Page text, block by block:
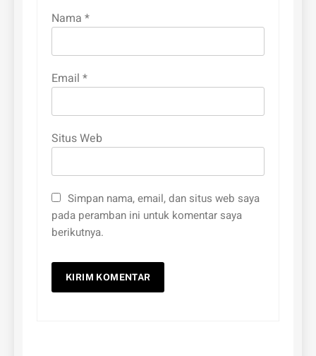
Nama *
Email *
Situs Web
Simpan nama, email, dan situs web saya
pada peramban ini untuk komentar saya
berikutnya.